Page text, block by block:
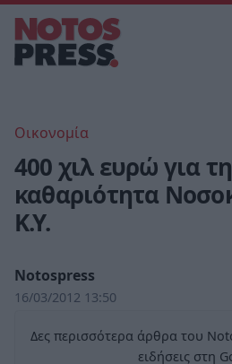
Οικονομία
400 χιλ ευρώ για
καθαριότητα
Κ.Υ.
Notospress
16/03/2012 13:50
Δες περισσότερα άρθρα του
ειδήσεις στη